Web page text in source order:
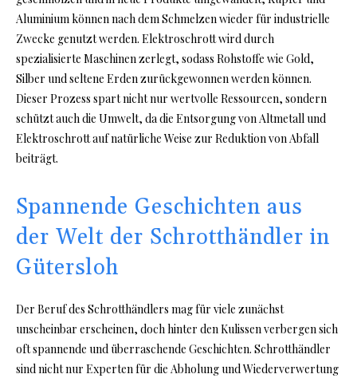
Aluminium können nach dem Schmelzen wieder für industrielle
Zwecke genutzt werden. Elektroschrott wird durch
spezialisierte Maschinen zerlegt, sodass Rohstoffe wie Gold,
Silber und seltene Erden zurückgewonnen werden können.
Dieser Prozess spart nicht nur wertvolle Ressourcen, sondern
schützt auch die Umwelt, da die Entsorgung von Altmetall und
Elektroschrott auf natürliche Weise zur Reduktion von Abfall
beiträgt.
Spannende Geschichten aus
der Welt der Schrotthändler in
Gütersloh
Der Beruf des Schrotthändlers mag für viele zunächst
unscheinbar erscheinen, doch hinter den Kulissen verbergen sich
oft spannende und überraschende Geschichten. Schrotthändler
sind nicht nur Experten für die Abholung und Wiederverwertung